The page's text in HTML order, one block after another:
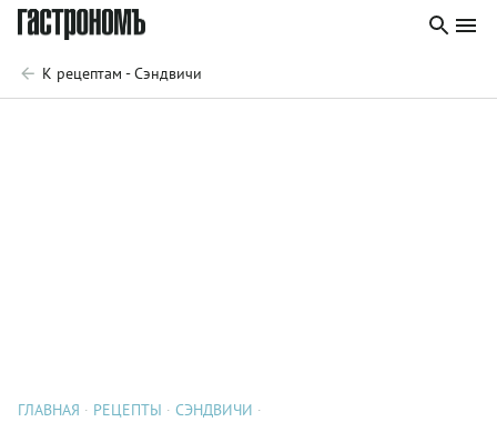
К рецептам - Сэндвичи
ГЛАВНАЯ РЕЦЕПТЫ
СЭНДВИЧИ